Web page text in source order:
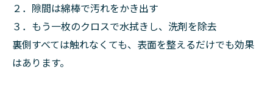
２．隙間は綿棒で汚れをかき出す
３．もう一枚のクロスで水拭きし、洗剤を除去
裏側すべては触れなくても、表面を整えるだけでも効果
はあります。